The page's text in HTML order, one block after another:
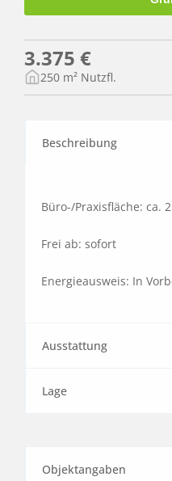
3.375 €
250 m² Nutzfl.
Beschreibung
Büro-/Praxisfläche: ca.
Frei ab: sofort
Energieausweis: In
Ausstattung
Lage
Objektangaben